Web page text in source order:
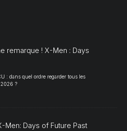
remarque ! X-Men : Days
: dans quel ordre regarder tous les
?
Men: Days of Future Past